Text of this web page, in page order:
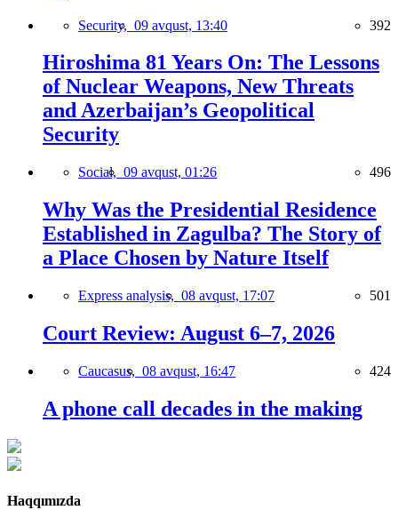
Security, 09 avqust, 13:40 392
Hiroshima 81 Years On: The Lessons
of Nuclear Weapons, New Threats
and Azerbaijan’s Geopolitical
Security
Social, 09 avqust, 01:26 496
Why Was the Presidential Residence
Established in Zagulba? The Story of
a Place Chosen by Nature Itself
Express analysis, 08 avqust, 17:07 501
Court Review: August 6–7, 2026
Caucasus, 08 avqust, 16:47 424
A phone call decades in the making
Haqqımızda